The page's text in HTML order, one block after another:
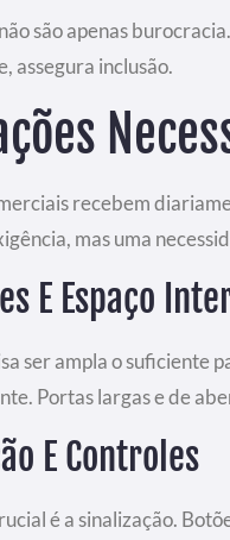
são apenas
assegura inclusão.
recebem
mas uma
E Espaço
ser ampla o suficiente
Portas largas e de
E Controles
é a sinalização.